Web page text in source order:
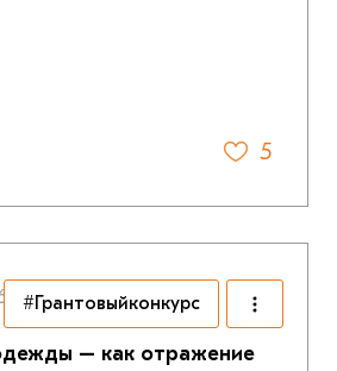
5
– как отражение
#Грантовыйконкурс